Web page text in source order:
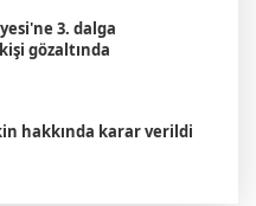
3. dalga
gözaltında
hakkında karar verildi